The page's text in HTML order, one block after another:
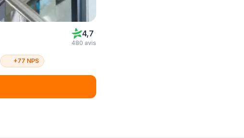
4,7
480 avis
+77 NPS